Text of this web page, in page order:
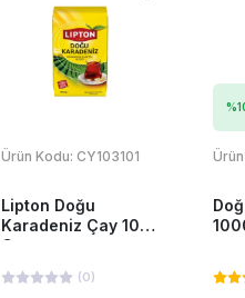
Ürün Kodu: CY103101
Lipton Doğu
Karadeniz Çay 1000
Gr
(0)
%